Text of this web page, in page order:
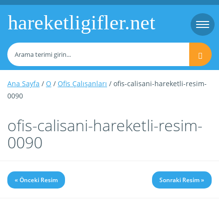
hareketligifler.net
Ana Sayfa / O / Ofis Çalışanları / ofis-calisani-hareketli-resim-
0090
ofis-calisani-hareketli-resim-
0090
« Önceki Resim Sonraki Resim »